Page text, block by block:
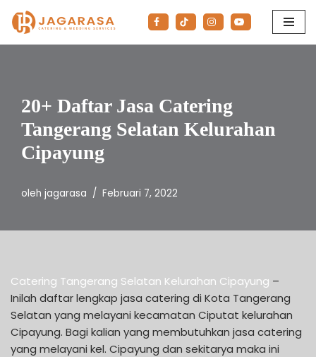
Lompat
20+ Daftar Jasa Catering
Tangerang Selatan Kelurahan
Cipayung
oleh jagarasa Februari 7, 2022
Catering Tangerang Selatan Kelurahan Cipayung –
Inilah daftar lengkap jasa catering di Kota Tangerang
Selatan yang melayani kecamatan Ciputat kelurahan
Cipayung. Bagi kalian yang membutuhkan jasa catering
yang melayani kel. Cipayung dan sekitarya maka ini